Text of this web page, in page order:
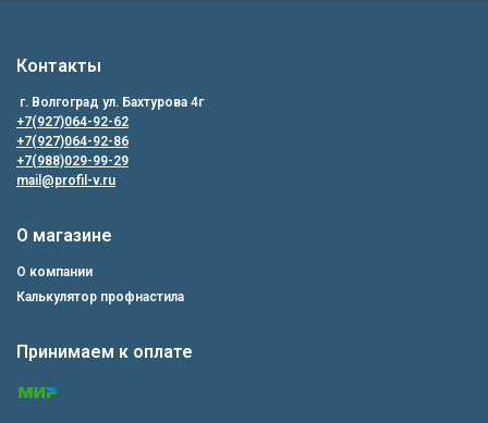
Контакты
г. Волгоград ул. Бахтурова 4г
+7(927)064-92-62
+7(927)064-92-86
+7(988)029-99-29
mail@profil-v.ru
О магазине
О компании
Калькулятор профнастила
Принимаем к оплате